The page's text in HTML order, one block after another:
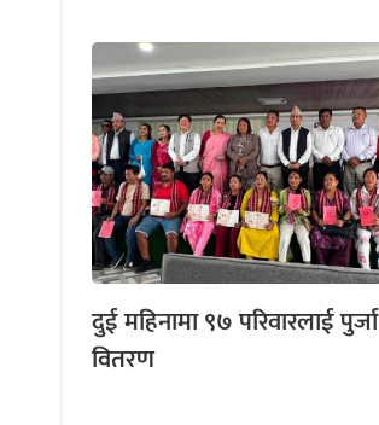
दुई महिनामा ९७ परिवारलाई पुर्जा
वितरण